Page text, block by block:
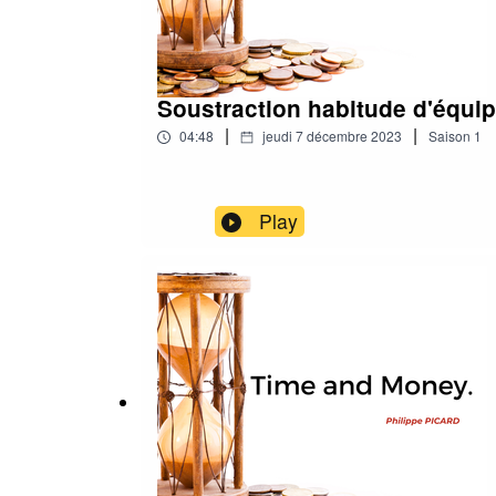
Soustraction habitude
04:48 | jeudi 7 décembre 2023 | Saison 1
Play